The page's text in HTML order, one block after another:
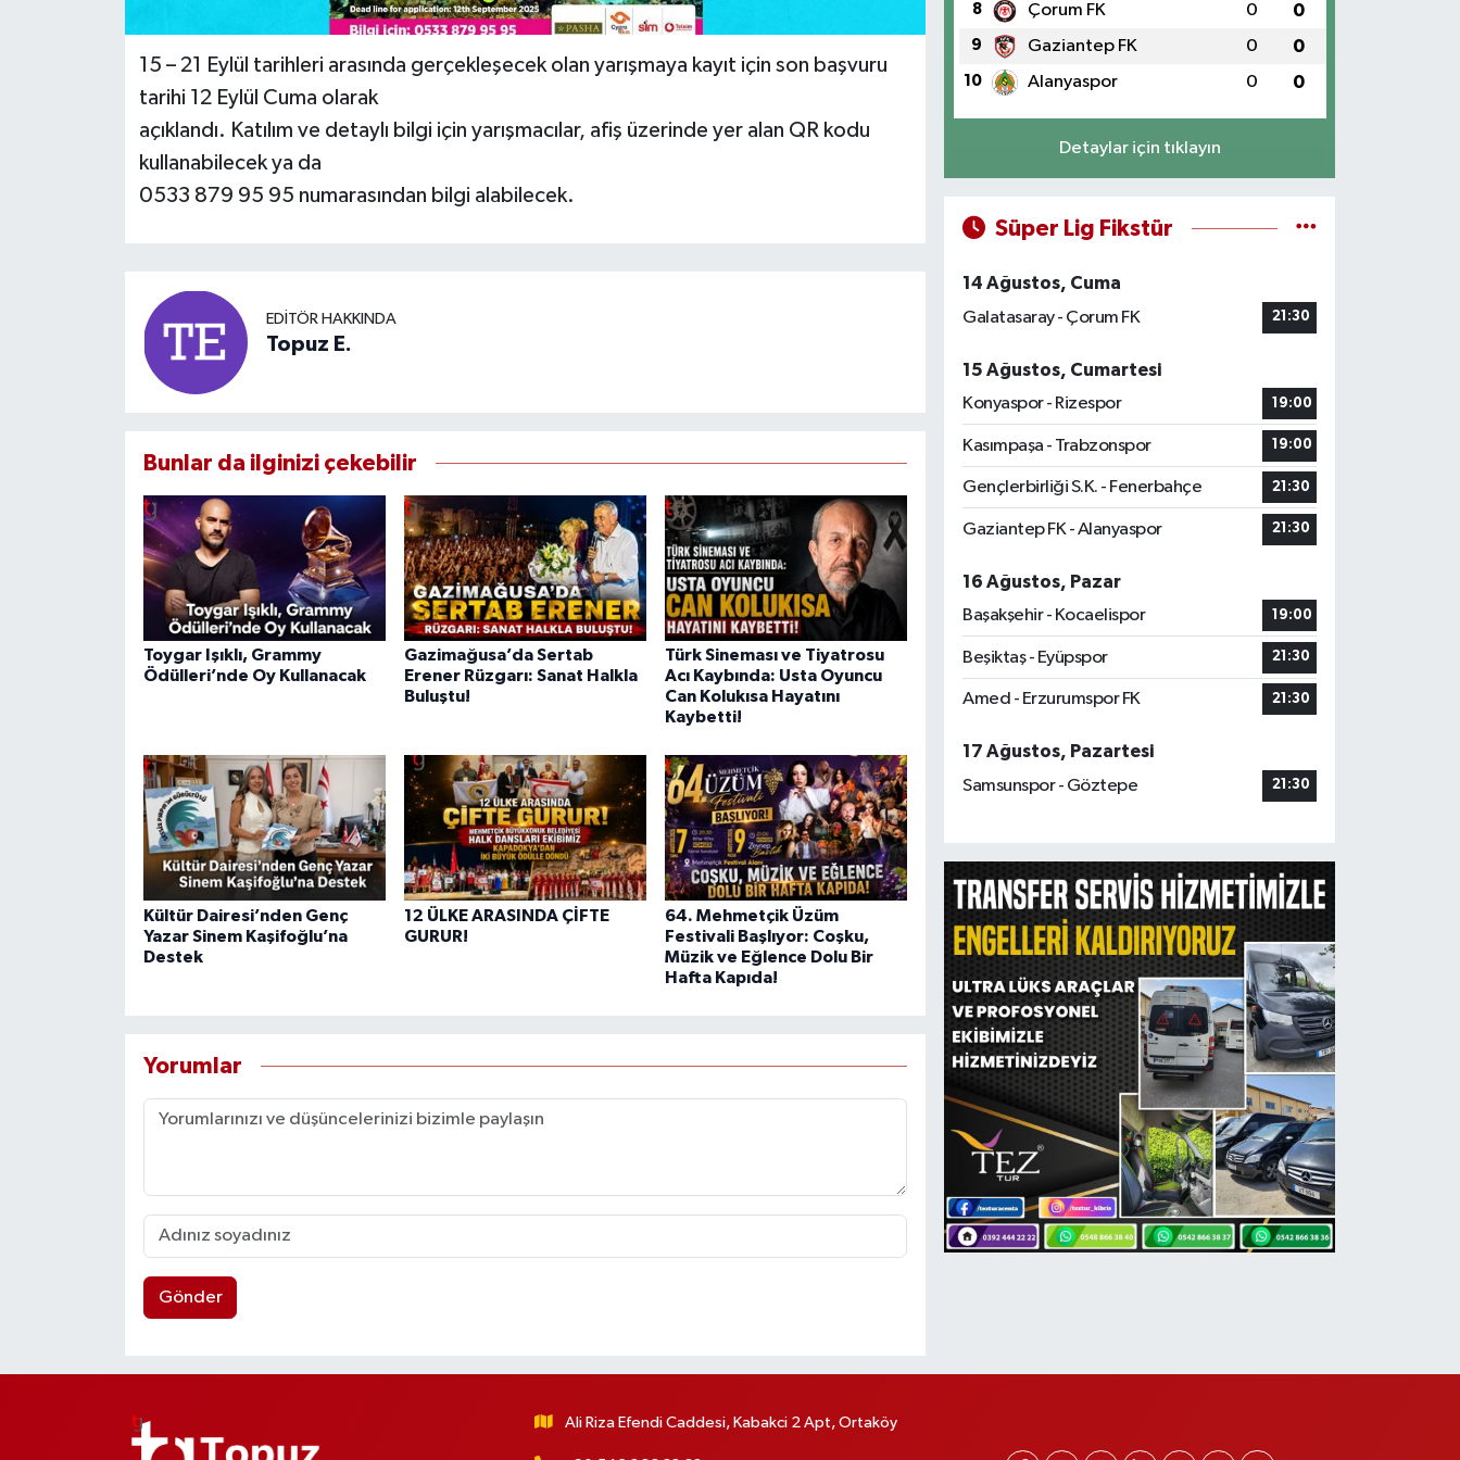
15 – 21 Eylül tarihleri arasında gerçekleşecek olan yarışmaya kayıt için son başvuru
tarihi 12 Eylül Cuma olarak
açıklandı. Katılım ve detaylı bilgi için yarışmacılar, afiş üzerinde yer alan QR kodu
kullanabilecek ya da
0533 879 95 95 numarasından bilgi alabilecek.
EDITÖR HAKKINDA
Topuz E.
Bunlar da ilginizi çekebilir
Toygar Işıklı, Grammy
Ödülleri’nde Oy Kullanacak
Gazimağusa’da Sertab
Erener Rüzgarı: Sanat Halkla
Buluştu!
Türk Sineması ve Tiyatrosu
Acı Kaybında: Usta Oyuncu
Can Kolukısa Hayatını
Kaybetti!
Kültür Dairesi’nden Genç
Yazar Sinem Kaşifoğlu’na
Destek
12 ÜLKE ARASINDA ÇİFTE
GURUR!
64. Mehmetçik Üzüm
Festivali Başlıyor: Coşku,
Müzik ve Eğlence Dolu Bir
Hafta Kapıda!
Yorumlar
Gönder
8 Çorum FK 0 0
9 Gaziantep FK 0 0
10 Alanyaspor 0 0
Detaylar için tıklayın
Süper Lig Fikstür
14 Ağustos, Cuma
Galatasaray - Çorum FK
21:30
15 Ağustos, Cumartesi
Konyaspor - Rizespor
19:00
Kasımpaşa - Trabzonspor 19:00
Gençlerbirliği S.K. - Fenerbahçe 21:30
Gaziantep FK - Alanyaspor 21:30
16 Ağustos, Pazar
Başakşehir - Kocaelispor
19:00
Beşiktaş - Eyüpspor 21:30
Amed - Erzurumspor FK 21:30
17 Ağustos, Pazartesi
Samsunspor - Göztepe
21:30
Ali Riza Efendi Caddesi, Kabakci 2 Apt, Ortaköy